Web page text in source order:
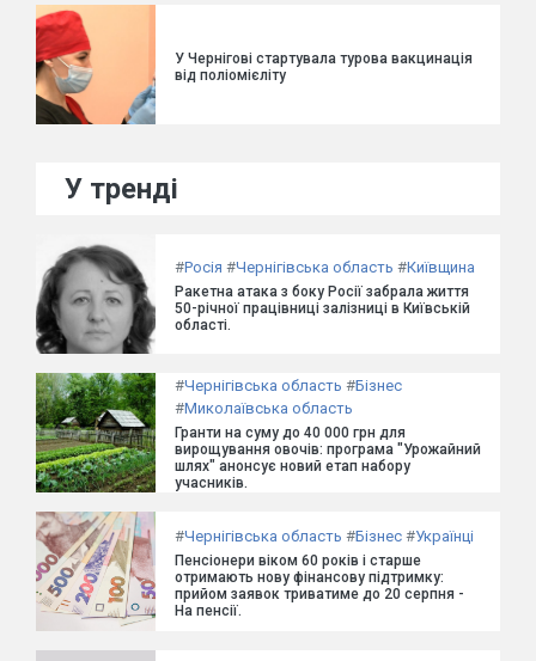
У Чернігові стартувала турова вакцинація
від поліомієліту
У тренді
#Росія #Чернігівська область #Київщина
Ракетна атака з боку Росії забрала життя
50-річної працівниці залізниці в Київській
області.
#Чернігівська область #Бізнес
#Миколаївська область
Гранти на суму до 40 000 грн для
вирощування овочів: програма "Урожайний
шлях" анонсує новий етап набору
учасників.
#Чернігівська область #Бізнес #Українці
Пенсіонери віком 60 років і старше
отримають нову фінансову підтримку:
прийом заявок триватиме до 20 серпня -
На пенсії.